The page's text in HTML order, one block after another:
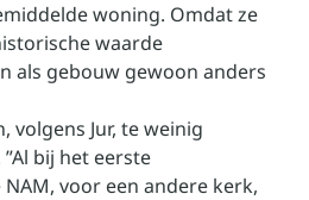
woning. Omdat ze
waarde
als gebouw gewoon anders
volgens Jur, te weinig
bij het eerste
voor een andere kerk,